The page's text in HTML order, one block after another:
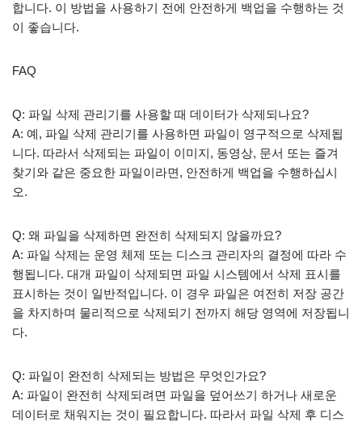
합니다. 이 방법을 사용하기 전에 안전하게 백업을 수행하는 것
이 좋습니다.
FAQ
Q: 파일 삭제 관리기를 사용할 때 데이터가 삭제되나요?
A: 예, 파일 삭제 관리기를 사용하면 파일이 영구적으로 삭제됩
니다. 따라서 삭제되는 파일이 이미지, 동영상, 문서 또는 즐겨
찾기와 같은 중요한 파일이라면, 안전하게 백업을 수행하십시
오.
Q: 왜 파일을 삭제하면 완전히 삭제되지 않을까요?
A: 파일 삭제는 운영 체제 또는 디스크 관리자의 결정에 따라 수
행됩니다. 대개 파일이 삭제되면 파일 시스템에서 삭제 표시를
표시하는 것이 일반적입니다. 이 경우 파일은 여전히 저장 공간
을 차지하며 물리적으로 삭제되기 전까지 해당 영역에 저장됩니
다.
Q: 파일이 완전히 삭제되는 방법은 무엇인가요?
A: 파일이 완전히 삭제되려면 파일을 덮어쓰기 하거나 새로운
데이터로 채워지는 것이 필요합니다. 따라서 파일 삭제 후 디스